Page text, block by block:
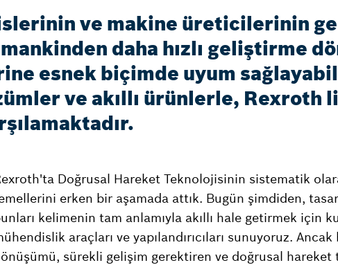
ve makine üreticilerinin
daha hızlı geliştirme
esnek biçimde uyum
ve akıllı ürünlerle,
Doğrusal Hareket Teknolojisinin sistematik
erken bir aşamada attık. Bugün şimdiden,
kelimenin tam anlamıyla akıllı hale getirmek için
araçları ve yapılandırıcıları sunuyoruz.
sürekli gelişim gerektiren ve doğrusal